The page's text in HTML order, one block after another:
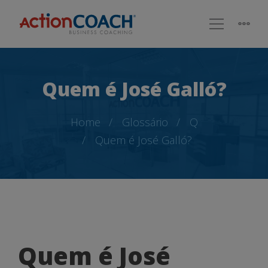
Quem é José Galló?
Home Glossário
Q
Quem é José Galló?
Quem
Quem é José